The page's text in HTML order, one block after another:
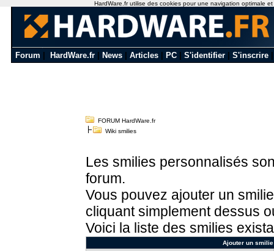
Forum HardWare.fr News Articles PC S'identifier S'inscrire
FORUM HardWare.fr
Wiki smilies
Les smilies personnalisés
forum.
Vous pouvez ajouter un
cliquant simplement dessus
Voici la liste des smilies
Ajouter un
HardWare.fr utilise des cookies pour une navigation optimale